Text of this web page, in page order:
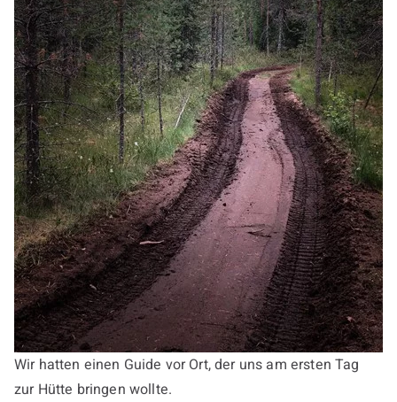
Wir hatten einen Guide vor Ort, der uns am ersten Tag
zur Hütte bringen wollte.